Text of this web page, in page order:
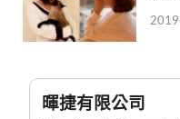
暉捷有限公司